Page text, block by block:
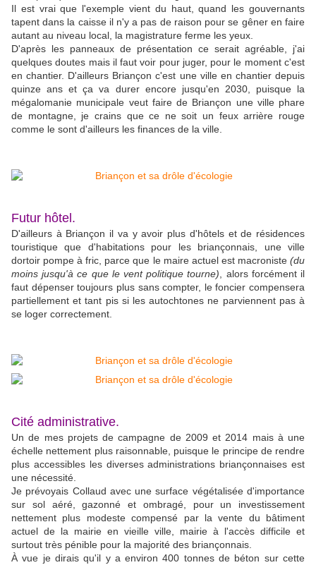
Il est vrai que l'exemple vient du haut, quand les gouvernants
tapent dans la caisse il n'y a pas de raison pour se gêner en faire
autant au niveau local, la magistrature ferme les yeux.
D'après les panneaux de présentation ce serait agréable, j'ai
quelques doutes mais il faut voir pour juger, pour le moment c'est
en chantier. D'ailleurs Briançon c'est une ville en chantier depuis
quinze ans et ça va durer encore jusqu'en 2030, puisque la
mégalomanie municipale veut faire de Briançon une ville phare
de montagne, je crains que ce ne soit un feux arrière rouge
comme le sont d'ailleurs les finances de la ville.
Futur hôtel.
D'ailleurs à Briançon il va y avoir plus d'hôtels et de résidences
touristique que d'habitations pour les briançonnais, une ville
dortoir pompe à fric, parce que le maire actuel est macroniste (du
moins jusqu'à ce que le vent politique tourne) , alors forcément il
faut dépenser toujours plus sans compter, le foncier compensera
partiellement et tant pis si les autochtones ne parviennent pas à
se loger correctement.
Cité administrative.
Un de mes projets de campagne de 2009 et 2014 mais à une
échelle nettement plus raisonnable, puisque le principe de rendre
plus accessibles les diverses administrations briançonnaises est
une nécessité.
Je prévoyais Collaud avec une surface végétalisée d'importance
sur sol aéré, gazonné et ombragé, pour un investissement
nettement plus modeste compensé par la vente du bâtiment
actuel de la mairie en vieille ville, mairie à l'accès difficile et
surtout très pénible pour la majorité des briançonnais.
À vue je dirais qu'il y a environ 400 tonnes de béton sur cette